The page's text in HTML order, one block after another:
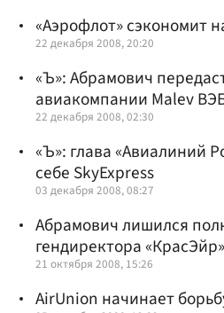
«Аэрофлот» сэкономит
22 декабря 2008, 20:20
«Ъ»: Абрамович
авиакомпании Malev
22 декабря 2008, 02:30
«Ъ»: глава «Авиалиний
себе SkyExpress
03 декабря 2008, 08:27
Абрамович лишился
гендиректора «КрасЭйр»
21 октября 2008, 15:26
AirUnion начинает